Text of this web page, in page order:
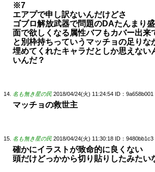
※7
エアプで申し訳ないんだけどさ
ゴブロ解放武器で問題のDAたんまり
面で欲しくなる属性バフもカバー出来
と別枠持ちっていうマッチョの足りな
埋めてくれたキャラだとしか思えない
いんだ？
名も無き星の民 2018/04/24(火) 11:24:54 ID：9a658b001
マッチョの救世主
名も無き星の民 2018/04/24(火) 11:30:18 ID：9480bb1c3
確かにイラストが致命的に良くない
頭だけどっかから切り貼りしたみたい